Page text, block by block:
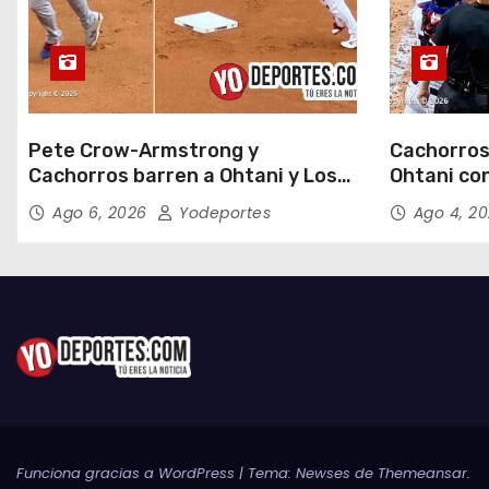
Pete Crow-Armstrong y
Cachorros barren a Ohtani y Los
Dodgers
Ago 6, 2026 Yodeportes
Ohtani
FieldAgo 4,
Funciona gracias a WordPress | Tema: Newses de Themeansar.